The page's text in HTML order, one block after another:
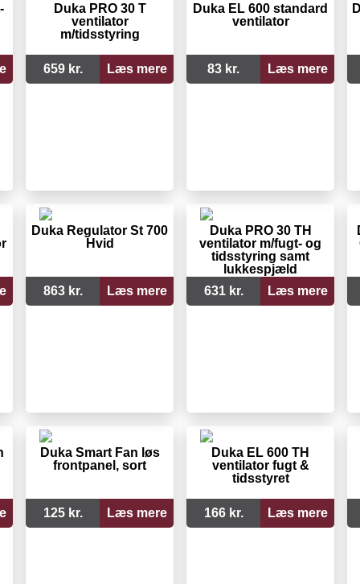
Duka PRO 30 T
ventilator
m/tidsstyring
659 kr. Læs mere
Duka EL 600 standard
ventilator
83 kr. Læs mere
Duka Regulator St 700
Hvid
863 kr. Læs mere
Duka PRO 30 TH
ventilator m/fugt- og
tidsstyring samt
lukkespjæld
631 kr.
Læs mere
Duka Smart Fan løs
frontpanel, sort
125 kr. Læs mere
Duka EL 600 TH
ventilator fugt &
tidsstyret
166 kr. Læs mere